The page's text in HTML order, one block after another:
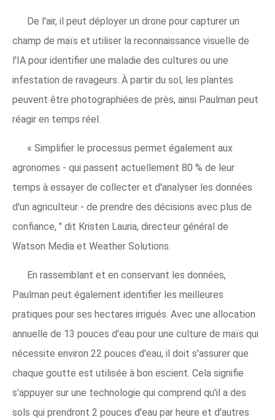
De l'air, il peut déployer un drone pour capturer un
champ de maïs et utiliser la reconnaissance visuelle de
l'IA pour identifier une maladie des cultures ou une
infestation de ravageurs. À partir du sol, les plantes
peuvent être photographiées de près, ainsi Paulman peut
réagir en temps réel.
« Simplifier le processus permet également aux
agronomes - qui passent actuellement 80 % de leur
temps à essayer de collecter et d'analyser les données
d'un agriculteur - de prendre des décisions avec plus de
confiance, " dit Kristen Lauria, directeur général de
Watson Media et Weather Solutions.
En rassemblant et en conservant les données,
Paulman peut également identifier les meilleures
pratiques pour ses hectares irrigués. Avec une allocation
annuelle de 13 pouces d'eau pour une culture de maïs qui
nécessite environ 22 pouces d'eau, il doit s'assurer que
chaque goutte est utilisée à bon escient. Cela signifie
s'appuyer sur une technologie qui comprend qu'il a des
sols qui prendront 2 pouces d'eau par heure et d'autres